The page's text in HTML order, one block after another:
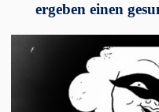
ergeben einen